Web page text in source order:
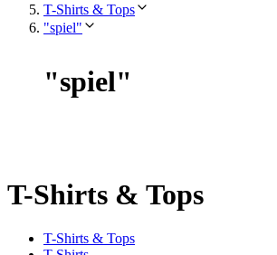
T-Shirts & Tops
"spiel"
"spiel"
T-Shirts & Tops
T-Shirts & Tops